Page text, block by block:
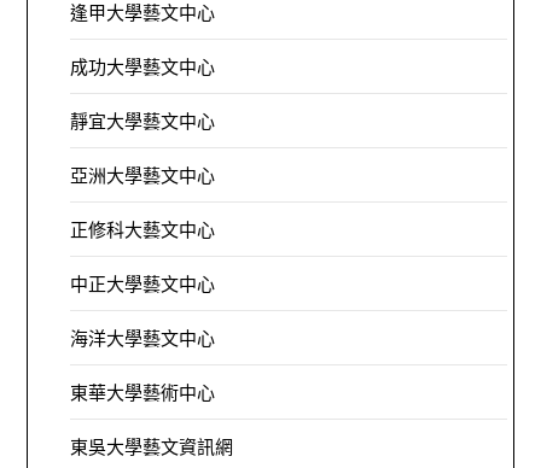
逢甲大學藝文中心
成功大學藝文中心
靜宜大學藝文中心
亞洲大學藝文中心
正修科大藝文中心
中正大學藝文中心
海洋大學藝文中心
東華大學藝術中心
東吳大學藝文資訊網